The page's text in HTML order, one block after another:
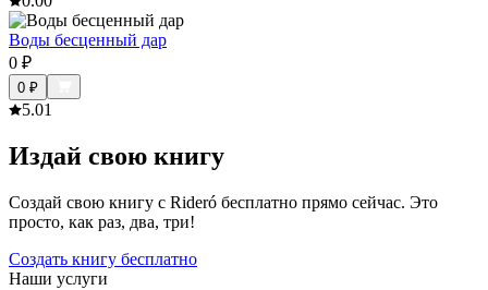
Воды бесценный дар
0 ₽
0 ₽
5.01
Издай свою книгу
Создай свою книгу с Rideró бесплатно прямо сейчас. Это
просто, как раз, два, три!
Создать книгу бесплатно
Наши услуги